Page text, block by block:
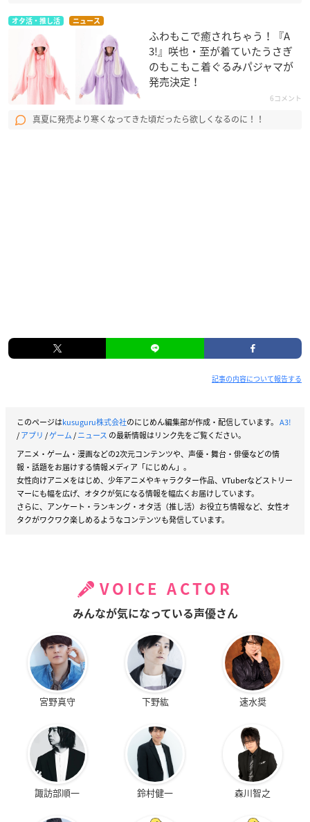
オタ活・推し活 ニュース
ふわもこで癒されちゃう！『A
3!』咲也・至が着ていたうさぎ
のもこもこ着ぐるみパジャマが
発売決定！
6コメント
真夏に発売より寒くなってきた頃だったら欲しくなるのに！！
記事の内容について報告する
このページはkusuguru株式会社のにじめん編集部が作成・配信しています。 A3!
/アプリ /ゲーム/ニュース の最新情報はリンク先をご覧ください。
アニメ・ゲーム・漫画などの2次元コンテンツや、声優・舞台・俳優などの情
報・話題をお届けする情報メディア「にじめん」。
女性向けアニメをはじめ、少年アニメやキャラクター作品、VTuberなどストリー
マーにも幅を広げ、オタクが気になる情報を幅広くお届けしています。
さらに、アンケート・ランキング・オタ活（推し活）お役立ち情報など、女性オ
タクがワクワク楽しめるようなコンテンツも発信しています。
VOICE ACTOR
みんなが気になっている声優さん
宮野真守 下野紘 速水奨
諏訪部順一 鈴村健一 森川智之